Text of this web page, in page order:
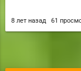
8 лет назад 61